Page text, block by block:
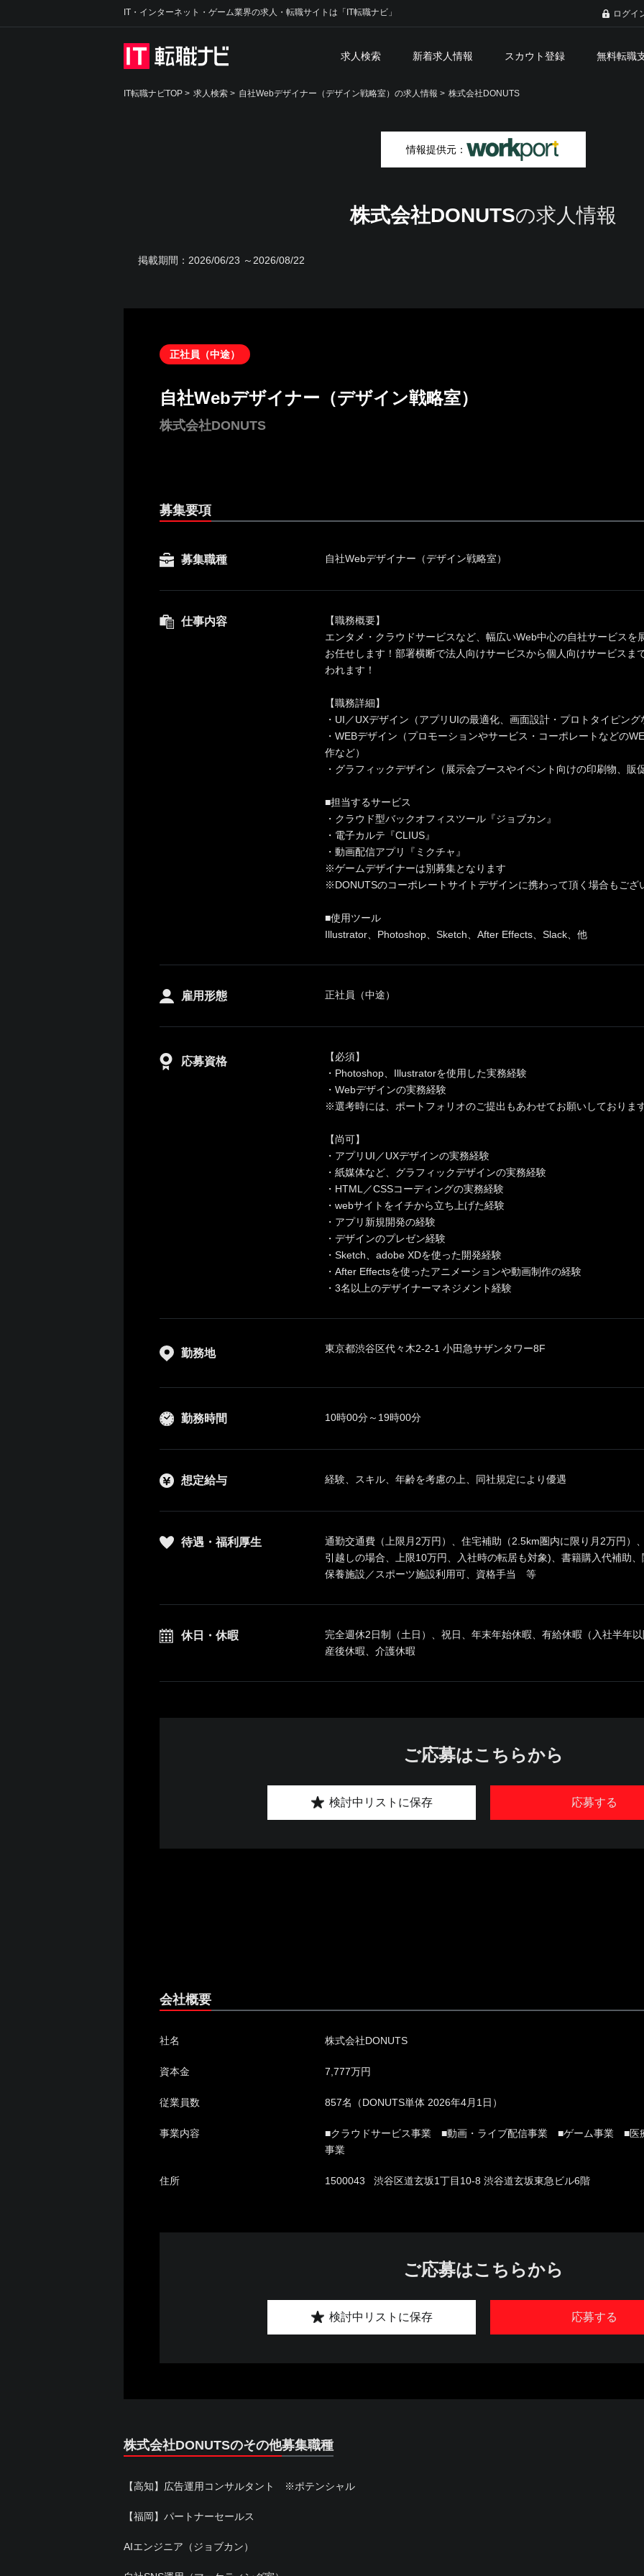
IT・インターネット・ゲーム業界の求人・転職サイトは「IT転職ナビ」 ログイ
求人検索 新着求人情報 スカウト登録 無料転職
IT転職ナビTOP > 求人検索 > 自社Webデザイナー（デザイン戦略室）の求人情報 > 株式会社DONUTS
情報提供元：
株式会社DONUTSの求人情報
掲載期間： 2026/06/23 ～2026/08/22
正社員（中途）
自社Webデザイナー（デザイン戦略室）
株式会社DONUTS
募集要項
募集職種 自社Webデザイナー（デザイン戦略室）
仕事内容
【職務概要】
エンタメ・クラウドサービスなど、幅広いWeb中心の自社サービスを
お任せします！部署横断で法人向けサービスから個人向けサービスま
われます！
【職務詳細】
・UI／UXデザイン（アプリUIの最適化、画面設計・プロトタイピング
・WEBデザイン（プロモーションやサービス・コーポレートなどの
作など）
・グラフィックデザイン（展示会ブースやイベント向けの印刷物、
■担当するサービス
・クラウド型バックオフィスツール『ジョブカン』
・電子カルテ『CLIUS』
・動画配信アプリ『ミクチャ』
※ゲームデザイナーは別募集となります
※DONUTSのコーポレートサイトデザインに携わって頂く場合もござ
■使用ツール
Illustrator、Photoshop、Sketch、After Effects、Slack、他
雇用形態 正社員（中途）
応募資格
【必須】
・Photoshop、Illustratorを使用した実務経験
・Webデザインの実務経験
※選考時には、ポートフォリオのご提出もあわせてお願いしておりま
【尚可】
・アプリUI／UXデザインの実務経験
・紙媒体など、グラフィックデザインの実務経験
・HTML／CSSコーディングの実務経験
・webサイトをイチから立ち上げた経験
・アプリ新規開発の経験
・デザインのプレゼン経験
・Sketch、adobe XDを使った開発経験
・After Effectsを使ったアニメーションや動画制作の経験
・3名以上のデザイナーマネジメント経験
勤務地 東京都渋谷区代々木2-2-1 小田急サザンタワー8F
勤務時間 10時00分～19時00分
想定給与 経験、スキル、年齢を考慮の上、同社規定により優遇
待遇・福利厚生
通勤交通費（上限月2万円）、住宅補助（2.5km圏内に限り月2万円）
引越しの場合、上限10万円、入社時の転居も対象)、書籍購入代補助
保養施設／スポーツ施設利用可、資格手当 等
休日・休暇
完全週休2日制（土日）、祝日、年末年始休暇、有給休暇（入社半年
産後休暇、介護休暇
ご応募はこちらから
応募する
検討中リストに保存
会社概要
社名 株式会社DONUTS
資本金 7,777万円
従業員数 857名（DONUTS単体 2026年4月1日）
事業内容
■クラウドサービス事業 ■動画・ライブ配信事業 ■ゲーム事業 ■
事業
住所 1500043 渋谷区道玄坂1丁目10-8 渋谷道玄坂東急ビル6階
ご応募はこちらから
応募する
検討中リストに保存
株式会社DONUTSのその他募集職種
【高知】広告運用コンサルタント ※ポテンシャル
【福岡】パートナーセールス
AIエンジニア（ジョブカン）